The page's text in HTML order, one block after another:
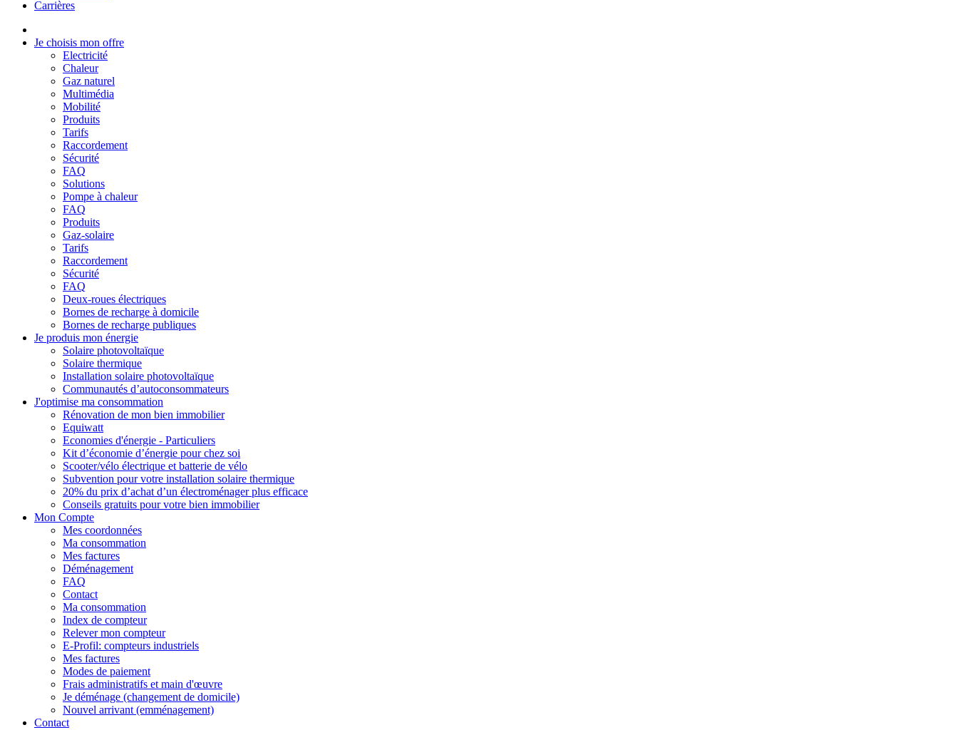
Carrières
Je choisis mon offre
Electricité
Chaleur
Gaz naturel
Multimédia
Mobilité
Produits
Tarifs
Raccordement
Sécurité
FAQ
Solutions
Pompe à chaleur
FAQ
Produits
Gaz-solaire
Tarifs
Raccordement
Sécurité
FAQ
Deux-roues électriques
Bornes de recharge à domicile
Bornes de recharge publiques
Je produis mon énergie
Solaire photovoltaïque
Solaire thermique
Installation solaire photovoltaïque
Communautés d’autoconsommateurs
J'optimise ma consommation
Rénovation de mon bien immobilier
Equiwatt
Economies d'énergie - Particuliers
Kit d’économie d’énergie pour chez soi
Scooter/vélo électrique et batterie de vélo
Subvention pour votre installation solaire thermique
20% du prix d’achat d’un électroménager plus efficace
Conseils gratuits pour votre bien immobilier
Mon Compte
Mes coordonnées
Ma consommation
Mes factures
Déménagement
FAQ
Contact
Ma consommation
Index de compteur
Relever mon compteur
E-Profil: compteurs industriels
Mes factures
Modes de paiement
Frais administratifs et main d'œuvre
Je déménage (changement de domicile)
Nouvel arrivant (emménagement)
Contact